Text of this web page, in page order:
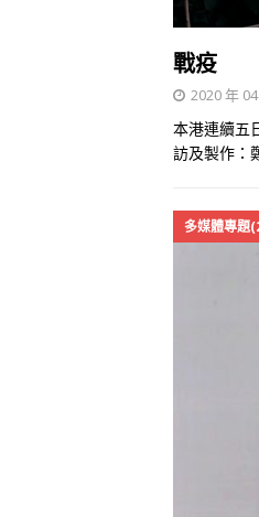
戰疫
2020 年
本港連續五
訪及製作：
多媒體專題